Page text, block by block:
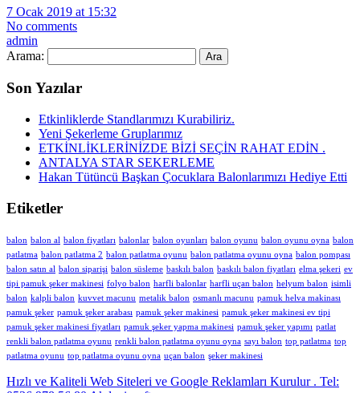
7 Ocak 2019 at 15:32
No comments
admin
Arama:
Son Yazılar
Etkinliklerde Standlarımızı Kurabiliriz.
Yeni Şekerleme Gruplarımız
ETKİNLİKLERİNİZDE BİZİ SEÇİN RAHAT EDİN .
ANTALYA STAR SEKERLEME
Hakan Tütüncü Başkan Çocuklara Balonlarımızı Hediye Etti
Etiketler
balon balon al balon fiyatları balonlar balon oyunları balon oyunu balon oyunu oyna balon
patlatma balon patlatma 2 balon patlatma oyunu balon patlatma oyunu oyna balon pompası
balon satın al balon siparişi balon süsleme baskılı balon baskılı balon fiyatları elma şekeri ev
tipi pamuk şeker makinesi folyo balon harfli balonlar harfli uçan balon helyum balon isimli
balon kalpli balon kuvvet macunu metalik balon osmanlı macunu pamuk helva makinası
pamuk şeker pamuk şeker arabası pamuk şeker makinesi pamuk şeker makinesi ev tipi
pamuk şeker makinesi fiyatları pamuk şeker yapma makinesi pamuk şeker yapımı patlat
renkli balon patlatma oyunu renkli balon patlatma oyunu oyna sayı balon top patlatma top
patlatma oyunu top patlatma oyunu oyna uçan balon şeker makinesi
Hızlı ve Kaliteli Web Siteleri ve Google Reklamları Kurulur . Tel: